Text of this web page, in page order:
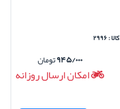
: ۲۹۹۶
۹۴۵/۰۰۰تومان
امکان ارسال روزانه